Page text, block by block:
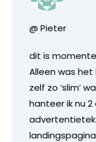
@ Pieter
dit is
Alleen was
zelf zo ‘slim’
hanteer ik nu